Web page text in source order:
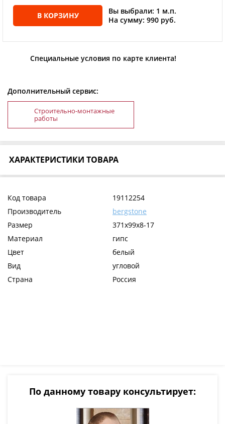
В КОРЗИНУ
Вы выбрали: 1 м.п.
На сумму: 990 руб.
Специальные условия по карте клиента!
Дополнительный сервис:
Строительно-монтажные
работы
ХАРАКТЕРИСТИКИ ТОВАРА
Код товара
19112254
Производитель
bergstone
Размер
371х99х8-17
Материал
гипс
Цвет
белый
Вид
угловой
Страна
Россия
По данному товару консультирует: